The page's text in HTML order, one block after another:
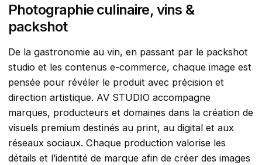
Photographie culinaire, vins &
packshot
De la gastronomie au vin, en passant par le packshot
studio et les contenus e-commerce, chaque image est
pensée pour révéler le produit avec précision et
direction artistique. AV STUDIO accompagne
marques, producteurs et domaines dans la création de
visuels premium destinés au print, au digital et aux
réseaux sociaux. Chaque production valorise les
détails et l’identité de marque afin de créer des images